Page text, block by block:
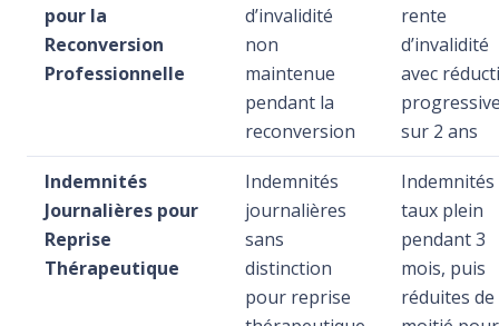
pour la
Reconversion
Professionnelle
d’invalidité
non
maintenue
pendant la
reconversion
rente
d’invalidité
avec
sur 2 ans
Indemnités
Journalières pour
Reprise
Thérapeutique
Indemnités
journalières
sans
distinction
pour reprise
Indemnités
taux plein
pendant 3
mois, puis
réduites de